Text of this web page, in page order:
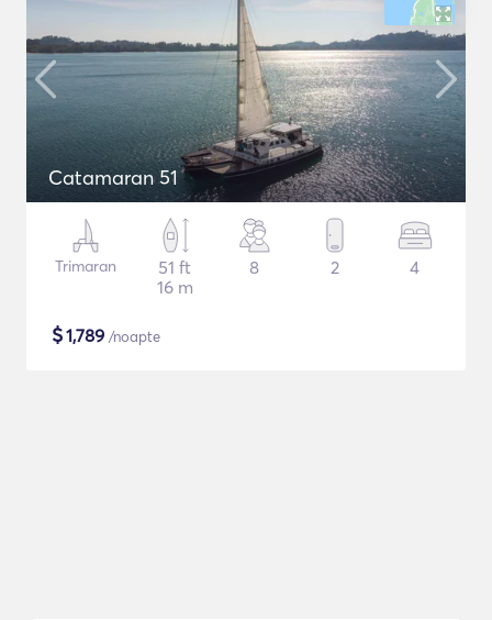
Catamaran 51
Trimaran
51 ft
16 m
8 2 4
$1,789 /noapte